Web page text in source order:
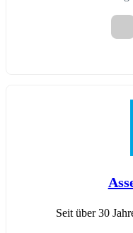
Seit über 30